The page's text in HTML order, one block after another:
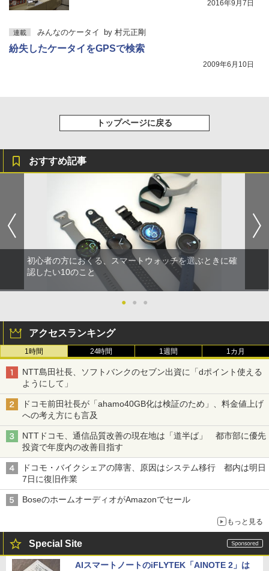
2016年9月7日
連載 みんなのケータイ by 村元正剛
紛失したケータイをGPSで検索
2009年6月10日
トップページに戻る
おすすめ記事
初心者の方におくる、スマートウォッチを選ぶときに確
認したい10のこと
● ● ●
アクセスランキング
1時間 24時間 1週間 1カ月
NTT島田社長、ソフトバンクのセブン出資に「dポイント使える
ようにして」
ドコモ前田社長が「ahamo40GB化は検証のため」、料金値上げ
への考え方にも言及
NTTドコモ、通信品質改善の現在地は「道半ば」 都市部に優先
投資で年度内の改善目指す
ドコモ・バイクシェアの障害、原因はシステム移行 都内は明日
7日に復旧作業
BoseのホームオーディオがAmazonでセール
もっと見る
Special Site
AIスマートノートのiFLYTEK「AINOTE 2」は